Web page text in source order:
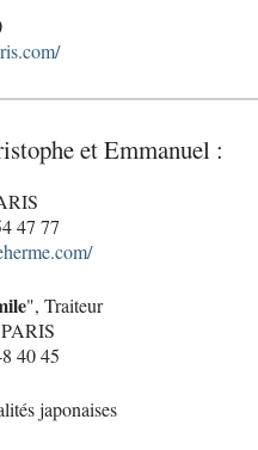
et Emmanuel :
47 77
", Traiteur
40 45
japonaises